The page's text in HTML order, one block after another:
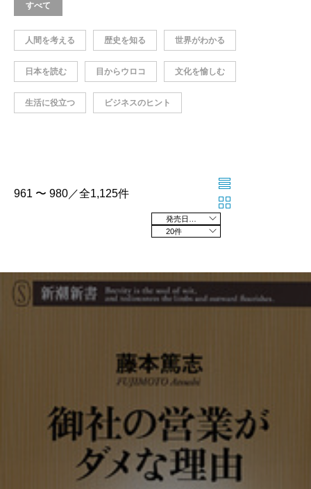
すべて
人間を考える 歴史を知る 世界がわかる
日本を読む 目からウロコ 文化を愉しむ
生活に役立つ ビジネスのヒント
961 〜 980／全1,125件
20件